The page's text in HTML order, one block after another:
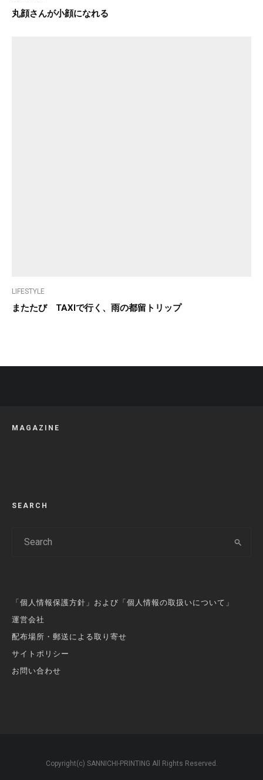
丸顔さんが小顔になれる
LIFESTYLE
またたび TAXIで行く、雨の都留トリップ
MAGAZINE
SEARCH
「個人情報保護方針」および「個人情報の取扱いについて」
運営会社
配布場所・郵送による取り寄せ
サイトポリシー
お問い合わせ
Copyright(c) SANNICHI-PRINTING All Rights Reserved.